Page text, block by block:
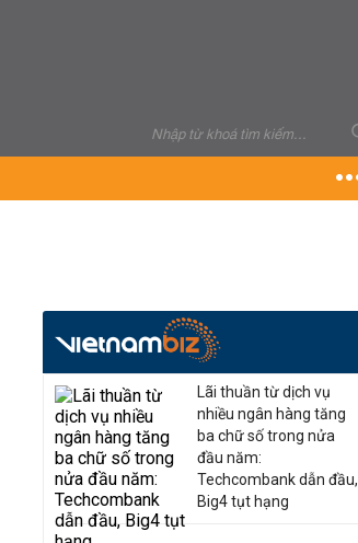
Lãi thuần từ dịch vụ
nhiều ngân hàng tăng
ba chữ số trong nửa
đầu năm:
Techcombank dẫn đầu,
Big4 tụt hạng